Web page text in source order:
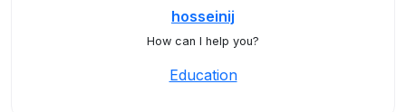
hosseinij
How can I help you?
Education